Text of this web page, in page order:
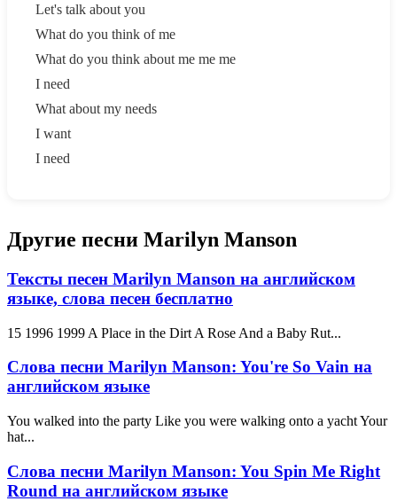
Let's talk about you
What do you think of me
What do you think about me me me
I need
What about my needs
I want
I need
Другие песни Marilyn Manson
Тексты песен Marilyn Manson на английском
языке, слова песен бесплатно
15 1996 1999 A Place in the Dirt A Rose And a Baby Rut...
Слова песни Marilyn Manson: You're So Vain на
английском языке
You walked into the party Like you were walking onto a yacht Your
hat...
Слова песни Marilyn Manson: You Spin Me Right
Round на английском языке